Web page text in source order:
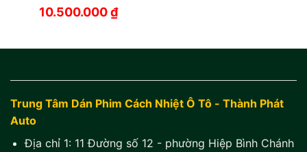
10.500.000₫
Trung Tâm Dán Phim Cách Nhiệt Ô Tô - Thành Phát
Auto
Địa chỉ 1: 11 Đường số 12 - phường Hiệp Bình Chánh